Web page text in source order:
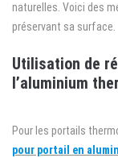
naturelles. Voici des
préservant sa surface.
Utilisation de
l’aluminium
Pour les portails
pour portail en